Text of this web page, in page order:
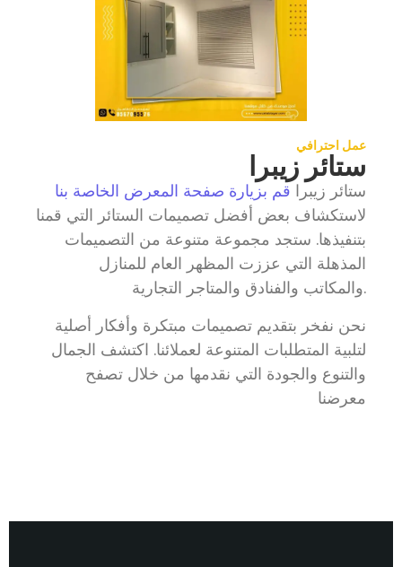
عمل احترافي
ستائر زيبرا
ستائر زيبرا قم بزيارة صفحة المعرض الخاصة بنا
لاستكشاف بعض أفضل تصميمات الستائر التي قمنا
بتنفيذها. ستجد مجموعة متنوعة من التصميمات
المذهلة التي عززت المظهر العام للمنازل
والمكاتب والفنادق والمتاجر التجارية.
نحن نفخر بتقديم تصميمات مبتكرة وأفكار أصلية
لتلبية المتطلبات المتنوعة لعملائنا. اكتشف الجمال
والتنوع والجودة التي نقدمها من خلال تصفح
معرضنا